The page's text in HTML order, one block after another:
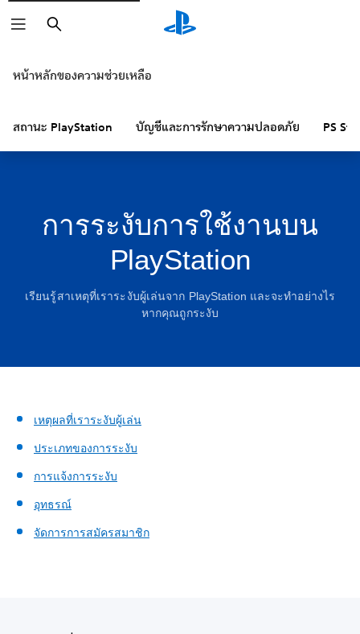
หน้าหลักของความช่วยเหลือ
สถานะ PlayStation บัญชีและการรักษาความปลอดภัย PS
การระงับการใช้งานบน
PlayStation
เรียนรู้สาเหตุที่เราระงับผู้เล่นจาก PlayStation และจะทำอย่างไร
หากคุณถูกระงับ
เหตุผลที่เราระงับผู้เล่น
ประเภทของการระงับ
การแจ้งการระงับ
อุทธรณ์
จัดการการสมัครสมาชิก